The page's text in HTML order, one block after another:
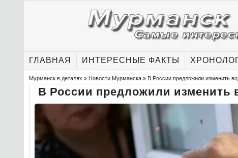
ГЛАВНАЯ ИНТЕРЕСНЫЕ ФАКТЫ
Мурманск в деталях » Новости Мурманска » В России предложили изменить
В России предложили изменить